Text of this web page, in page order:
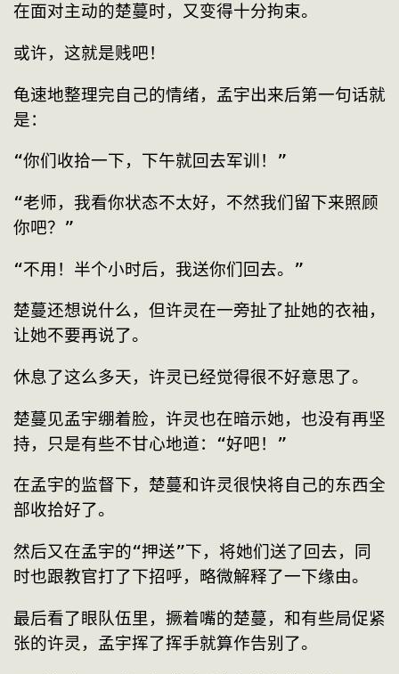
在面对主动的楚蔓时，又变得十分拘束。
或许，这就是贱吧！
龟速地整理完自己的情绪，孟宇出来后第一句话就
是：
“你们收拾一下，下午就回去军训！”
“老师，我看你状态不太好，不然我们留下来照顾
你吧？”
“不用！半个小时后，我送你们回去。”
楚蔓还想说什么，但许灵在一旁扯了扯她的衣袖，
让她不要再说了。
休息了这么多天，许灵已经觉得很不好意思了。
楚蔓见孟宇绷着脸，许灵也在暗示她，也没有再坚
持，只是有些不甘心地道：“好吧！”
在孟宇的监督下，楚蔓和许灵很快将自己的东西全
部收拾好了。
然后又在孟宇的“押送”下，将她们送了回去，同
时也跟教官打了下招呼，略微解释了一下缘由。
最后看了眼队伍里，撅着嘴的楚蔓，和有些局促紧
张的许灵，孟宇挥了挥手就算作告别了。